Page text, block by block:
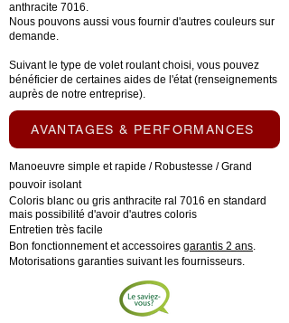
anthracite 7016.
Nous pouvons aussi vous fournir d'autres couleurs sur
demande.
Suivant le type de volet roulant choisi, vous pouvez
bénéficier de certaines aides de l'état (renseignements
auprès de notre entreprise).
AVANTAGES & PERFORMANCES
Manoeuvre simple et rapide / Robustesse / Grand
pouvoir isolant
Coloris blanc ou gris anthracite ral 7016 en standard
mais possibilité d'avoir d'autres coloris
Entretien très facile
Bon fonctionnement et accessoires garantis 2 ans.
Motorisations garanties suivant les fournisseurs.